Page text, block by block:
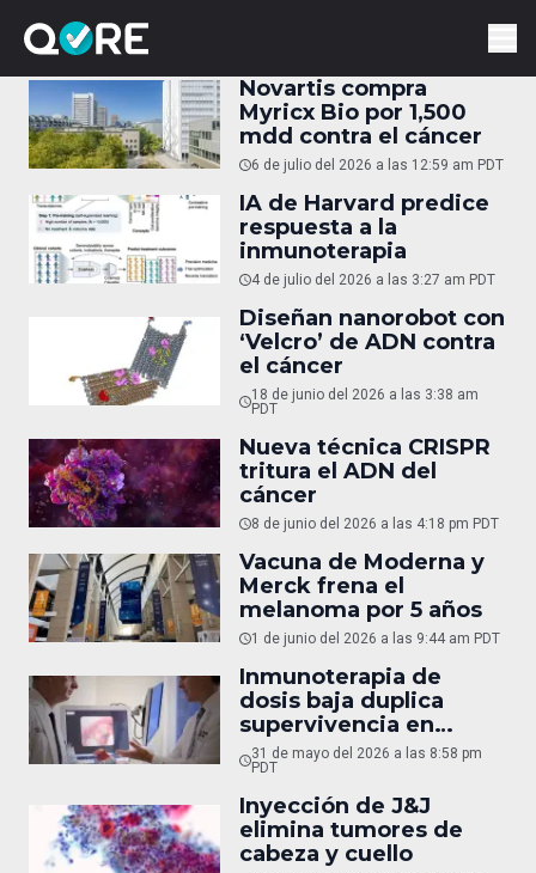
Novartis compra
Myricx Bio por 1,500
mdd contra el cáncer
6 de julio del 2026 a las 12:59 am PDT
IA de Harvard predice
respuesta a la
inmunoterapia
4 de julio del 2026 a las 3:27 am PDT
Diseñan nanorobot con
‘Velcro’ de ADN contra
el cáncer
18 de junio del 2026 a las 3:38 am
PDT
Nueva técnica CRISPR
tritura el ADN del
cáncer
8 de junio del 2026 a las 4:18 pm PDT
Vacuna de Moderna y
Merck frena el
melanoma por 5 años
1 de junio del 2026 a las 9:44 am PDT
Inmunoterapia de
dosis baja duplica
supervivencia en
cáncer
31 de mayo del 2026 a las 8:58 pm
PDT
Inyección de J&J
elimina tumores de
cabeza y cuello